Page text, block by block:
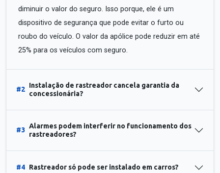
diminuir o valor do seguro. Isso porque, ele é um
dispositivo de segurança que pode evitar o furto ou
roubo do veículo. O valor da apólice pode reduzir em até
25% para os veículos com seguro.
#2
Instalação de rastreador cancela garantia da
concessionária?
#3
Alarmes podem interferir no funcionamento dos
rastreadores?
#4 Rastreador só pode ser instalado em carros?